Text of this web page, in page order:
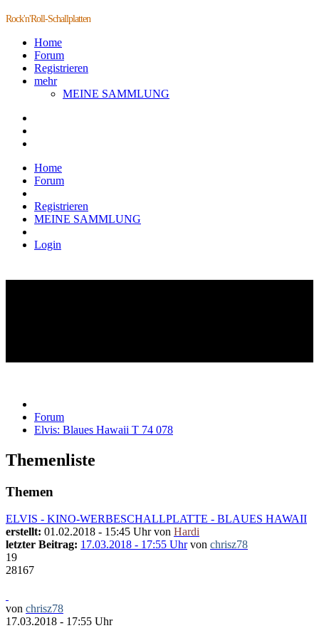
Rock'n'Roll-Schallplatten
Home
Forum
Registrieren
mehr
MEINE SAMMLUNG
Home
Forum
Registrieren
MEINE SAMMLUNG
Login
Forum
Elvis: Blaues Hawaii T 74 078
Themenliste
Themen
ELVIS - KINO-WERBESCHALLPLATTE - BLAUES HAWAII
erstellt: 01.02.2018 - 15:45 Uhr von Hardi
letzter Beitrag: 17.03.2018 - 17:55 Uhrvon chrisz78
19
28167
von chrisz78
17.03.2018 - 17:55 Uhr